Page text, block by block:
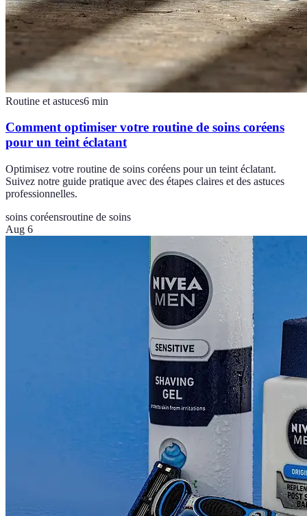
Routine et astuces6 min
Comment optimiser votre routine de soins coréens
pour un teint éclatant
Optimisez votre routine de soins coréens pour un teint éclatant.
Suivez notre guide pratique avec des étapes claires et des astuces
professionnelles.
soins coréensroutine de soins
Aug 6